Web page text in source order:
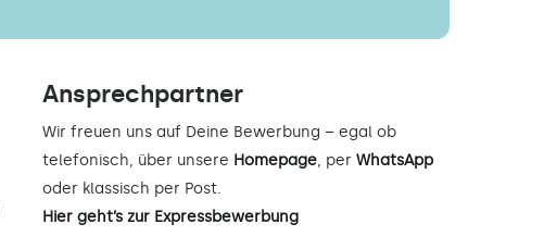
Ansprechpartner
Wir freuen uns auf Deine Bewerbung – egal ob
telefonisch, über unsere Homepage, per WhatsApp
oder klassisch per Post.
Hier geht’s zur Expressbewerbung